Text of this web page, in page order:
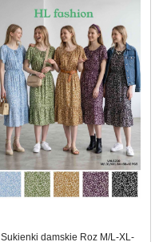
Sukienki damskie Roz M/L-XL-